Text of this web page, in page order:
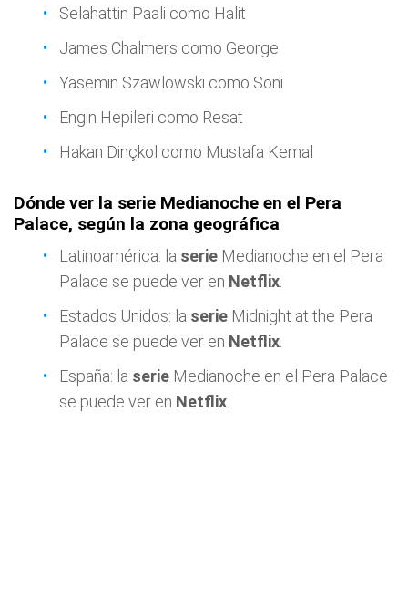
Selahattin Paali como Halit
James Chalmers como George
Yasemin Szawlowski como Soni
Engin Hepileri como Resat
Hakan Dinçkol como Mustafa Kemal
Dónde ver la serie Medianoche en el Pera
Palace, según la zona geográfica
Latinoamérica: la serie Medianoche en el Pera
Palace se puede ver en Netflix
Estados Unidos: la serie Midnight at the Pera
Palace se puede ver en Netflix
España: la serie Medianoche en el Pera Palace
se puede ver en Netflix